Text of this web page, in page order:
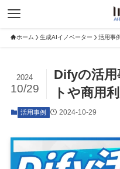
ホーム 生成AIイノベーター 活用事例
Difyの活用
トや商用
2024
10/29
活用事例 2024-10-29